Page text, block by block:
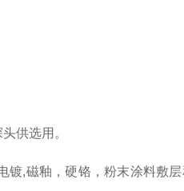
供选用。
,磁釉，硬铬，粉末涂料敷